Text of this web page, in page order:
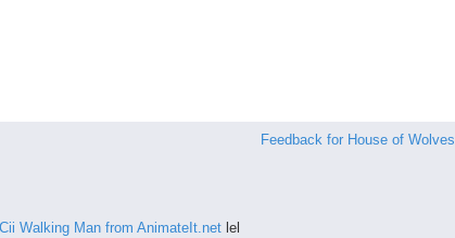
Feedback for House of Wolves
lel